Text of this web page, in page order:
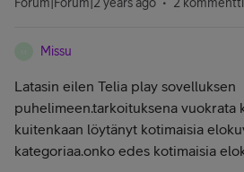
Missu
Latasin eilen Telia play sovelluksen
puhelimeen.tarkoituksena vuokrata
kuitenkaan löytänyt kotimaisia
kategoriaa.onko edes kotimaisia